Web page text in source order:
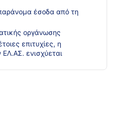
έσοδα από τη
οργάνωσης
επιτυχίες, η
ενισχύεται